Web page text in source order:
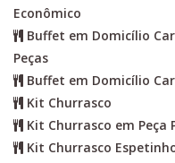
Econômico
Buffet em Domicílio
Peças
Buffet em Domicílio
Kit Churrasco
Kit Churrasco em Peça
Kit Churrasco